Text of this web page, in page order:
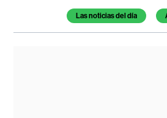
Las noticias del día